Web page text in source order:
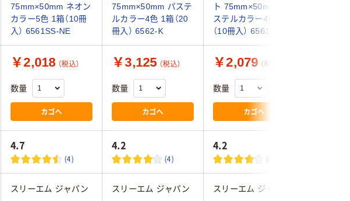
75mm×50mm ネオン
カラー5色 1箱（10冊
入） 6561SS-NE
75mm×50mm パステ
ルカラー4色 1箱（20
冊入） 6562-K
ト 75mm×50mm パ
ステルカラー4色 1箱
（10冊入） 6561SS-K
￥2,018 （税込）
数量
カゴへ
￥3,125 （税込）
数量
カゴへ
￥2,079 （税込）
数量
カゴへ
4.7
(4)
4.2
(4)
4.2
(8)
スリーエム ジャパン スリーエム ジャパン スリーエム ジャパン